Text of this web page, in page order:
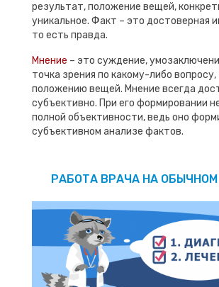
результат, положение вещей,
уникальное. Факт – это достоверная
то есть правда.
Мнение – это суждение,
точка зрения по какому-либо
положению вещей. Мнение всегда
субъективно. При его формировании
полной объективности, ведь оно
субъективном анализе фактов.
РАБОТА ВРАЧА НА